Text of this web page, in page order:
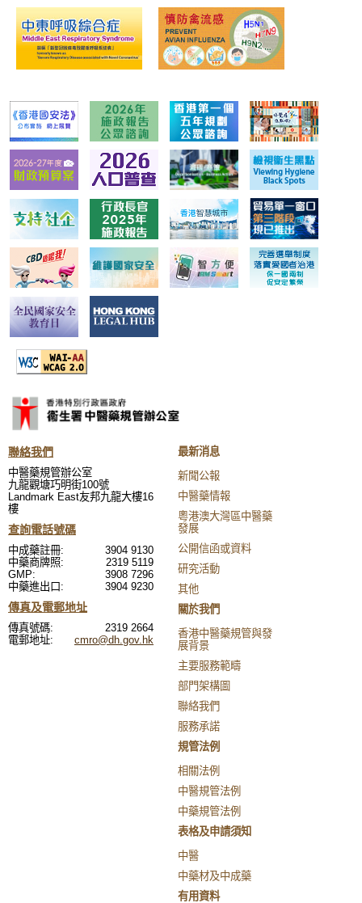
聯絡我們
中醫藥規管辦公室
九龍觀塘巧明街100號
Landmark East友邦九龍大樓16
樓
查詢電話號碼
中成藥註冊:
3904 9130
中藥商牌照:
2319 5119
GMP:
3908 7296
中藥進出口:
3904 9230
傳真及電郵地址
傳真號碼:
2319 2664
電郵地址:
cmro@dh.gov.hk
最新消息
新聞公報
中醫藥情報
粵港澳大灣區中醫藥
發展
公開信函或資料
研究活動
其他
關於我們
香港中醫藥規管與發
展背景
主要服務範疇
部門架構圖
聯絡我們
服務承諾
規管法例
相關法例
中醫規管法例
中藥規管法例
表格及申請須知
中醫
中藥材及中成藥
有用資料